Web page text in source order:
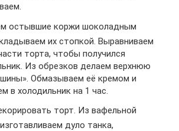
остывшие коржи шоколадным
их стопкой. Выравниваем
торта, чтобы получился
Из обрезков делаем верхнюю
Обмазываем её кремом и
в холодильник на 1 час.
торт. Из вафельной
дуло танка,